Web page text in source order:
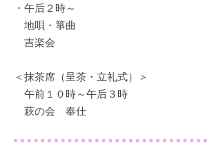
・午后２時～
地唄・箏曲
​ 吉楽会
＜抹茶席（呈茶・立礼式）＞
午前１０時～午后３時​
​ 萩の会 奉仕